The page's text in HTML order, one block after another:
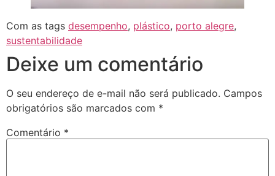
Com as tags desempenho, plástico, porto alegre,
sustentabilidade
Deixe um comentário
O seu endereço de e-mail não será publicado. Campos
obrigatórios são marcados com *
Comentário *